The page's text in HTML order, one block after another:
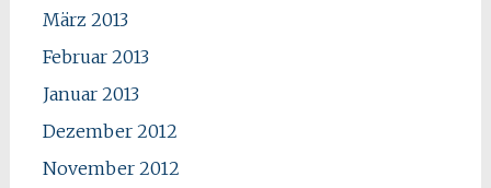
März 2013
Februar 2013
Januar 2013
Dezember 2012
November 2012